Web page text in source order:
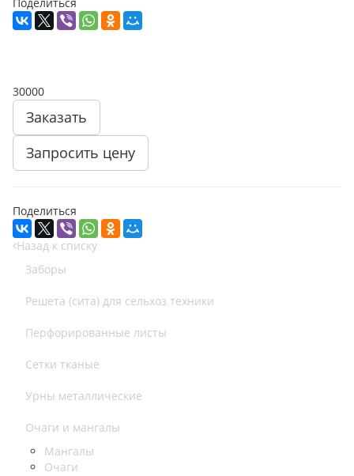
30000
Заказать
Запросить цену
Поделиться
Назад к списку
Заборы
Решета (сита) для сельхоз техники
Перфорированные листы
Сетки тканые
Урны металлические
Очаги и мангалы
Мангалы
Очаги